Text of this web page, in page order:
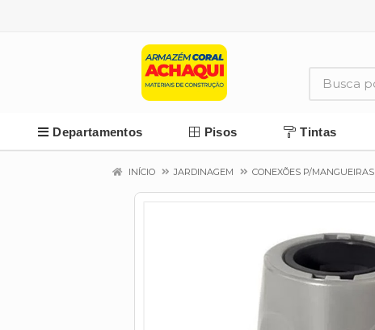
Departamentos Pisos Tintas
INÍCIO JARDINAGEM CONEXÕES P/MANGUEIRAS